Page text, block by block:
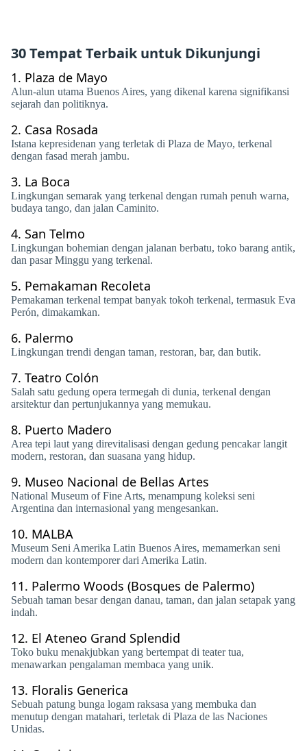
30 Tempat Terbaik untuk Dikunjungi
1. Plaza de Mayo
Alun-alun utama Buenos Aires, yang dikenal karena signifikansi
sejarah dan politiknya.
2. Casa Rosada
Istana kepresidenan yang terletak di Plaza de Mayo, terkenal
dengan fasad merah jambu.
3. La Boca
Lingkungan semarak yang terkenal dengan rumah penuh warna,
budaya tango, dan jalan Caminito.
4. San Telmo
Lingkungan bohemian dengan jalanan berbatu, toko barang antik,
dan pasar Minggu yang terkenal.
5. Pemakaman Recoleta
Pemakaman terkenal tempat banyak tokoh terkenal, termasuk Eva
Perón, dimakamkan.
6. Palermo
Lingkungan trendi dengan taman, restoran, bar, dan butik.
7. Teatro Colón
Salah satu gedung opera termegah di dunia, terkenal dengan
arsitektur dan pertunjukannya yang memukau.
8. Puerto Madero
Area tepi laut yang direvitalisasi dengan gedung pencakar langit
modern, restoran, dan suasana yang hidup.
9. Museo Nacional de Bellas Artes
National Museum of Fine Arts, menampung koleksi seni
Argentina dan internasional yang mengesankan.
10. MALBA
Museum Seni Amerika Latin Buenos Aires, memamerkan seni
modern dan kontemporer dari Amerika Latin.
11. Palermo Woods (Bosques de Palermo)
Sebuah taman besar dengan danau, taman, dan jalan setapak yang
indah.
12. El Ateneo Grand Splendid
Toko buku menakjubkan yang bertempat di teater tua,
menawarkan pengalaman membaca yang unik.
13. Floralis Generica
Sebuah patung bunga logam raksasa yang membuka dan
menutup dengan matahari, terletak di Plaza de las Naciones
Unidas.